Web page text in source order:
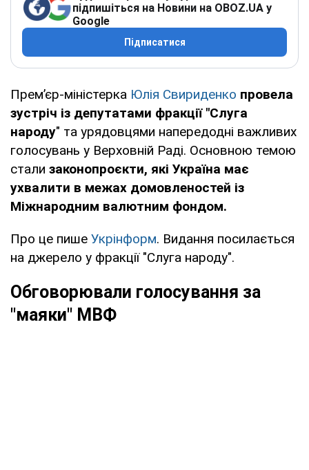
підпишіться на Новини на OBOZ.UA у
Google
Підписатися
Премʼєр-міністерка Юлія Свириденко провела
зустріч із депутатами фракції "Слуга
народу" та урядовцями напередодні важливих
голосувань у Верховній Раді. Основною темою
стали законопроєкти, які Україна має
ухвалити в межах домовленостей із
Міжнародним валютним фондом.
Про це пише Укрінформ. Видання посилається
на джерело у фракції "Слуга народу".
Обговорювали голосування за
"маяки" МВФ